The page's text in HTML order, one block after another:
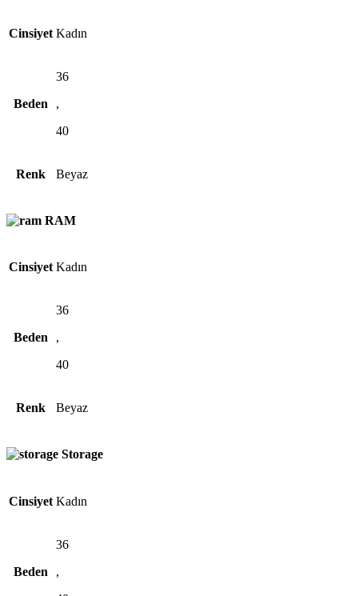
Cinsiyet Kadın
Beden
36
,
40
Renk Beyaz
RAM
Cinsiyet Kadın
Beden
36
,
40
Renk Beyaz
Storage
Cinsiyet Kadın
Beden
36
,